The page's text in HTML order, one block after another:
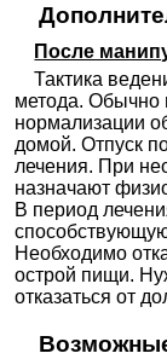
+7(844..показать
Доктор Лидер
Москва; ул.
+7(800..показать
MedSwiss в
Москва;
+7(495..показать
Алан Клиник
+7(495 ..показать
После
Тактика
метода. Обычно
нормализации
домой. Отпуск
лечения. При
назначают
В период
Необходимо
острой пищи.
отказаться от